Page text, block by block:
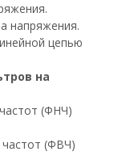
напряжения.
цепью
на
(ФНЧ)
частот (ФВЧ)